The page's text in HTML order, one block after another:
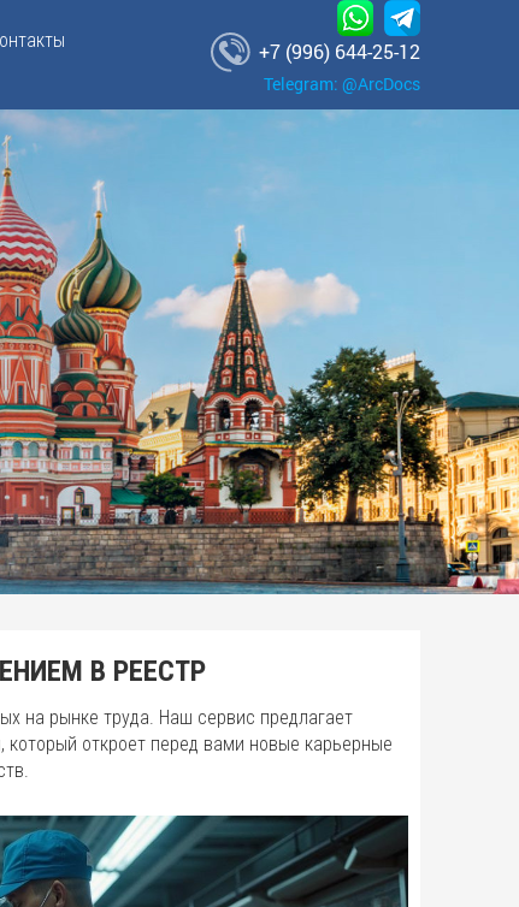
+7 (996) 644-25-12
Telegram: @ArcDocs
В РЕЕСТР
на рынке труда. Наш сервис предлагает
откроет перед вами новые карьерные